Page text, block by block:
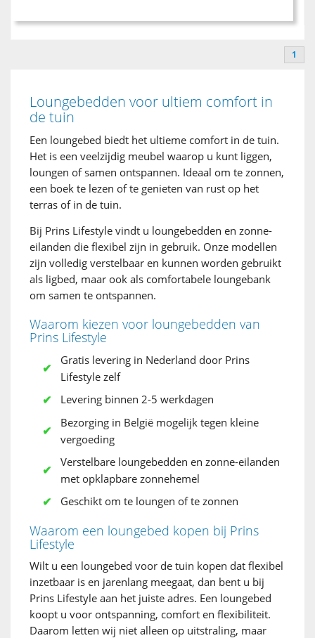
1
Loungebedden voor ultiem comfort in
de tuin
Een loungebed biedt het ultieme comfort in de tuin.
Het is een veelzijdig meubel waarop u kunt liggen,
loungen of samen ontspannen. Ideaal om te zonnen,
een boek te lezen of te genieten van rust op het
terras of in de tuin.
Bij Prins Lifestyle vindt u loungebedden en zonne-
eilanden die flexibel zijn in gebruik. Onze modellen
zijn volledig verstelbaar en kunnen worden gebruikt
als ligbed, maar ook als comfortabele loungebank
om samen te ontspannen.
Waarom kiezen voor loungebedden van
Prins Lifestyle
Gratis levering in Nederland door Prins
Lifestyle zelf
Levering binnen 2-5 werkdagen
Bezorging in België mogelijk tegen kleine
vergoeding
Verstelbare loungebedden en zonne-eilanden
met opklapbare zonnehemel
Geschikt om te loungen of te zonnen
Waarom een loungebed kopen bij Prins
Lifestyle
Wilt u een loungebed voor de tuin kopen dat flexibel
inzetbaar is en jarenlang meegaat, dan bent u bij
Prins Lifestyle aan het juiste adres. Een loungebed
koopt u voor ontspanning, comfort en flexibiliteit.
Daarom letten wij niet alleen op uitstraling, maar